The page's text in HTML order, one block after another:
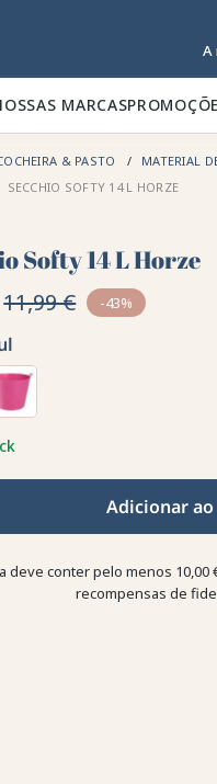
A
MARCAS
& PASTO MATERIAL
SECCHIO SOFTY 14 L HORZE
Softy 14 L Horze
11,99 € -43%
Adicionar
deve conter pelo menos
recompensas de